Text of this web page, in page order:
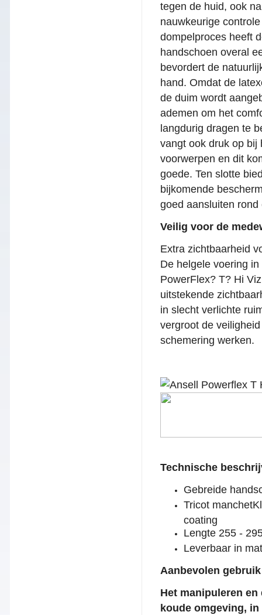
tegen de huid, ook
nauwkeurige
dompelproces heeft
handschoen overal
bevordert de
hand. Omdat de
de duim wordt
ademen om het
langdurig dragen te
vangt ook druk op bij
voorwerpen en dit
goede. Ten slotte
bijkomende
goed aansluiten rond
Veilig voor de
Extra zichtbaarheid
De helgele voering
PowerFlex? T? Hi
uitstekende
in slecht verlichte
vergroot de
schemering werken.
Technische
Gebreide
Tricot
coating
Lengte 255 -
Leverbaar in
Aanbevolen
Het manipuleren
koude omgeving,